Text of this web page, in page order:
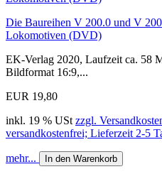
Die Baureihen V 200.0 und V
Lokomotiven (DVD)
EK-Verlag 2020, Laufzeit ca. 58
Bildformat 16:9,...
EUR 19,80
inkl. 19 % USt zzgl.
versandkostenfrei; Lieferzeit 2-5
mehr... In den Warenkorb